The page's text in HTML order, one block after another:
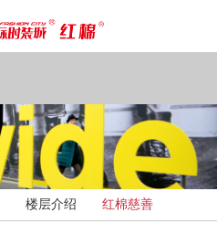
楼层介绍 红棉慈善